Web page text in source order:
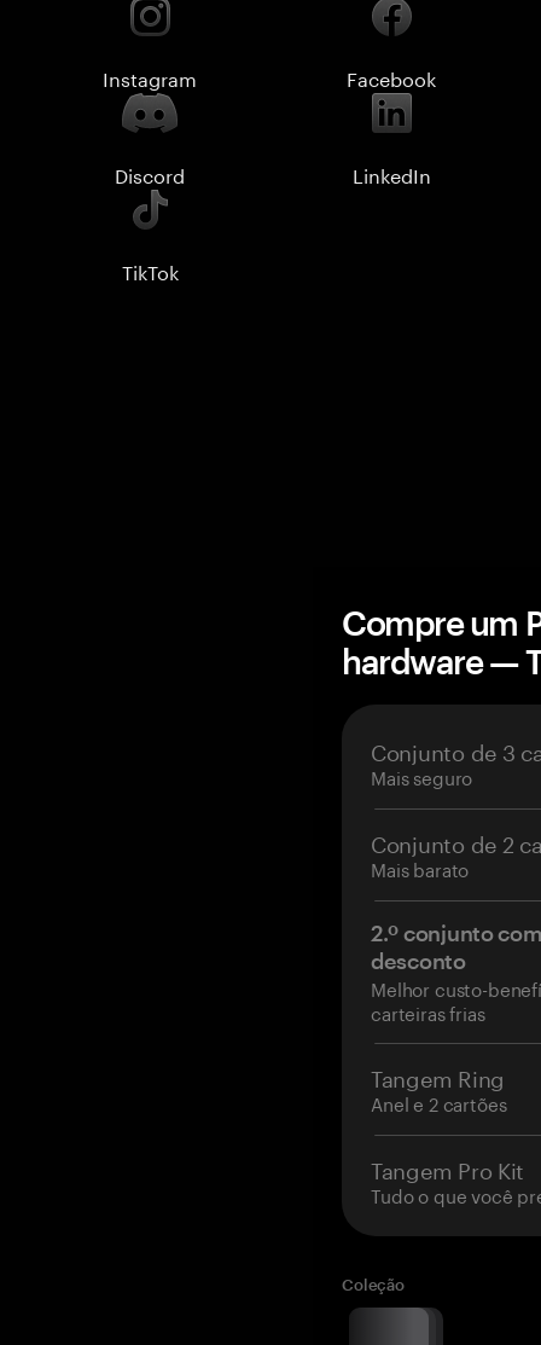
Instagram Facebook
Discord LinkedIn
TikTok
Compre um
hardware —
Conjunto de 3
Mais seguro
Conjunto de 2
Mais barato
2.º conjunto
desconto
Melhor custo-
carteiras frias
Tangem Ring
Anel e 2 cartões
Tangem Pro Kit
Tudo o que você
Coleção